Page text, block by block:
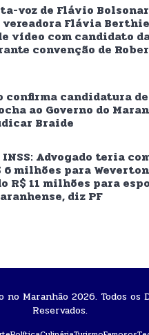
voz de Flávio
vereadora Flávia
vídeo com candidato
convenção de
confirma candidatura de
ao Governo do
Braide
INSS: Advogado teria
6 milhões para
R$ 11 milhões para
diz PF
no Maranhão 2026. Todos os
Reservados.